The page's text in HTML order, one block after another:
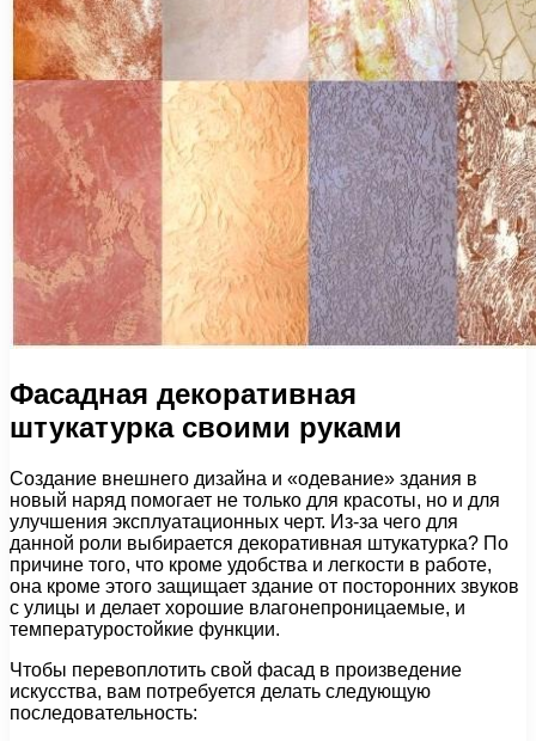
Фасадная декоративная
штукатурка своими руками
Создание внешнего дизайна и «одевание» здания в
новый наряд помогает не только для красоты, но и для
улучшения эксплуатационных черт. Из-за чего для
данной роли выбирается декоративная штукатурка? По
причине того, что кроме удобства и легкости в работе,
она кроме этого защищает здание от посторонних звуков
с улицы и делает хорошие влагонепроницаемые, и
температуростойкие функции.
Чтобы перевоплотить свой фасад в произведение
искусства, вам потребуется делать следующую
последовательность: